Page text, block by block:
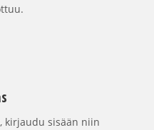
kirjaudu sisään niin